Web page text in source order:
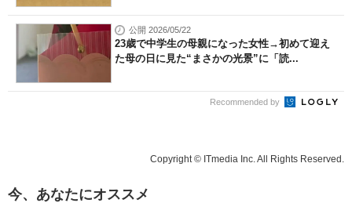
公開 2026/05/22
23歳で中学生の母親になった女性→初めて迎え
た母の日に見た“まさかの光景”に「読...
Recommended by
Copyright © ITmedia Inc. All Rights Reserved.
今、あなたにオススメ